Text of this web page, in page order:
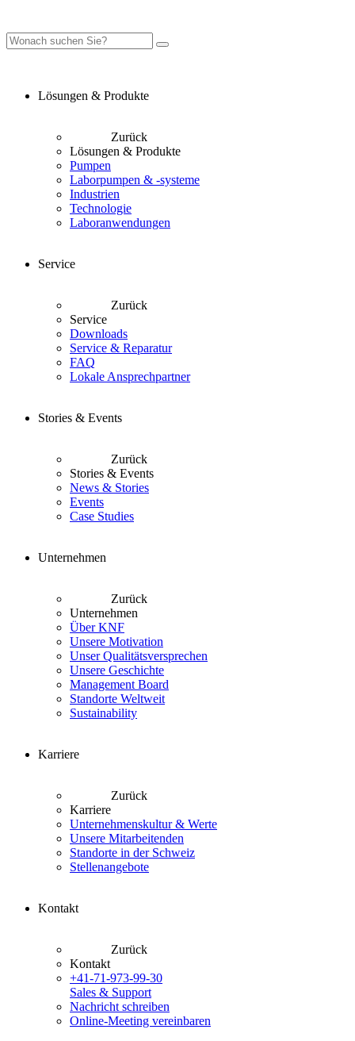
Lösungen & Produkte
Zurück
Lösungen & Produkte
Pumpen
Laborpumpen & -systeme
Industrien
Technologie
Laboranwendungen
Service
Zurück
Service
Downloads
Service & Reparatur
FAQ
Lokale Ansprechpartner
Stories & Events
Zurück
Stories & Events
News & Stories
Events
Case Studies
Unternehmen
Zurück
Unternehmen
Über KNF
Unsere Motivation
Unser Qualitätsversprechen
Unsere Geschichte
Management Board
Standorte Weltweit
Sustainability
Karriere
Zurück
Karriere
Unternehmenskultur & Werte
Unsere Mitarbeitenden
Standorte in der Schweiz
Stellenangebote
Kontakt
Zurück
Kontakt
+41-71-973-99-30
Sales & Support
Nachricht schreiben
Online-Meeting vereinbaren